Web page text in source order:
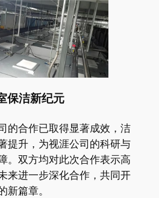
保洁新纪元
的合作已取得显著成效，洁
提升，为视涯公司的科研与
。双方均对此次合作表示高
来进一步深化合作，共同开
新篇章。